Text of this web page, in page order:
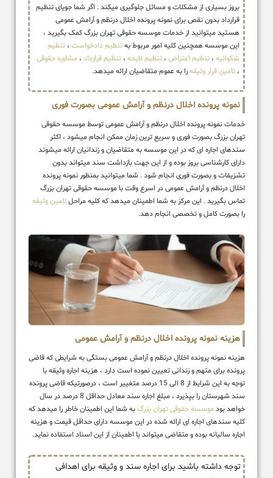
بروز بسیاری از مشکلات و مسائل جلوگیری میکند . اگر شما جویای تنظیم
قرارداد بدون نقص برای نمونه پرونده اخلال درنظم و آرامش عمومی
هستید میتوانید از خدمات موسسه حقوقی تهران بزرگ کمک بگیرید ،
این موسسه همچنین کلیه امور مربوط بهتنظیم دادخواست ، تنظیم
شکوائیه ، تنظیم اعتراض ، تنظیم لایحه ، تنظیم قرارداد ، مشاوره حقوقی
، تامین قرار وثیقهرا به عموم متقاضیان ارائه میدهد.
نمونه پرونده اخلال درنظم و آرامش عمومی بصورت فوری
خدمات نمونه پرونده اخلال درنظم و آرامش عمومی توسط موسسه حقوقی
تهران بزرگ بصورت فوری و سریع ترین زمان ممکن انجام میشود ، اکثر
سندهای اجاره ای که در این موسسه به متقاضیان و زندانیان ارائه میشوند
دارای کارشناسی بروز بوده و از این جهت بازداشت سند میتواند بدون
تشزیفات و بصورت فوری انجام شود . شما میتوانید بمنظور نمونه پرونده
اخلال درنظم و آرامش عمومی در اسرع وقت با موسسه حقوقی تهران بزرگ
تماس بگیرید . این مرکز به شما اطمینان میدهد که کلیه مراحلتامین وثیقه
را بصورت کامل و تخصصی انجام دهد.
هزینه نمونه پرونده اخلال درنظم و آرامش عمومی
هزینه نمونه پرونده اخلال درنظم و آرامش عمومی بستگی به شرایطی که قاضی
پرونده برای متهم و زندانی تعیین نموده است دارد ، هزینه اجاره وثیقه با
توجه به این شرایط از 8 الی 15 درصد متغییر است ، درصورتیکه قاضی پرونده
سند شهرستان را بپذیرد ، مبلغ اجاره سند معادل حداقل 8 درصد در سال
خواهد بود موسسه حقوقی تهران بزرگبه شما این اطمینان خاطر را میدهد که
کلیه سندهای اجاره ای ارائه شده در این موسسه دارای حداقل قیمت و هزینه
اجاره سالیانه بوده و متقاضی میتواند با اطمینان از این اسناد استفاده نماید.
توجه داشته باشید برای اجاره سند و وثیقه برای اهدافی